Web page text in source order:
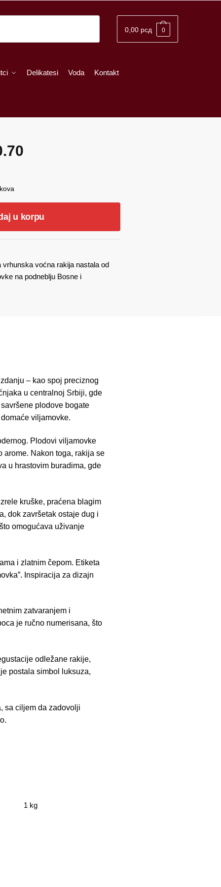
0,00 рсд 0
Delikatesi Voda Kontakt
u korpu
voćna rakija nastala od
na podneblju Bosne i
– kao spoj preciznog
u centralnoj Srbiji, gde
plodove bogate
viljamovke.
Plodovi viljamovke
arome. Nakon toga, rakija se
u hrastovim buradima, gde
kruške, praćena blagim
dok završetak ostaje dug i
omogućava uživanje
i zlatnim čepom. Etiketa
Inspiracija za dizajn
zatvaranjem i
je ručno numerisana, što
odležane rakije,
postala simbol luksuza,
sa ciljem da zadovolji
1 kg